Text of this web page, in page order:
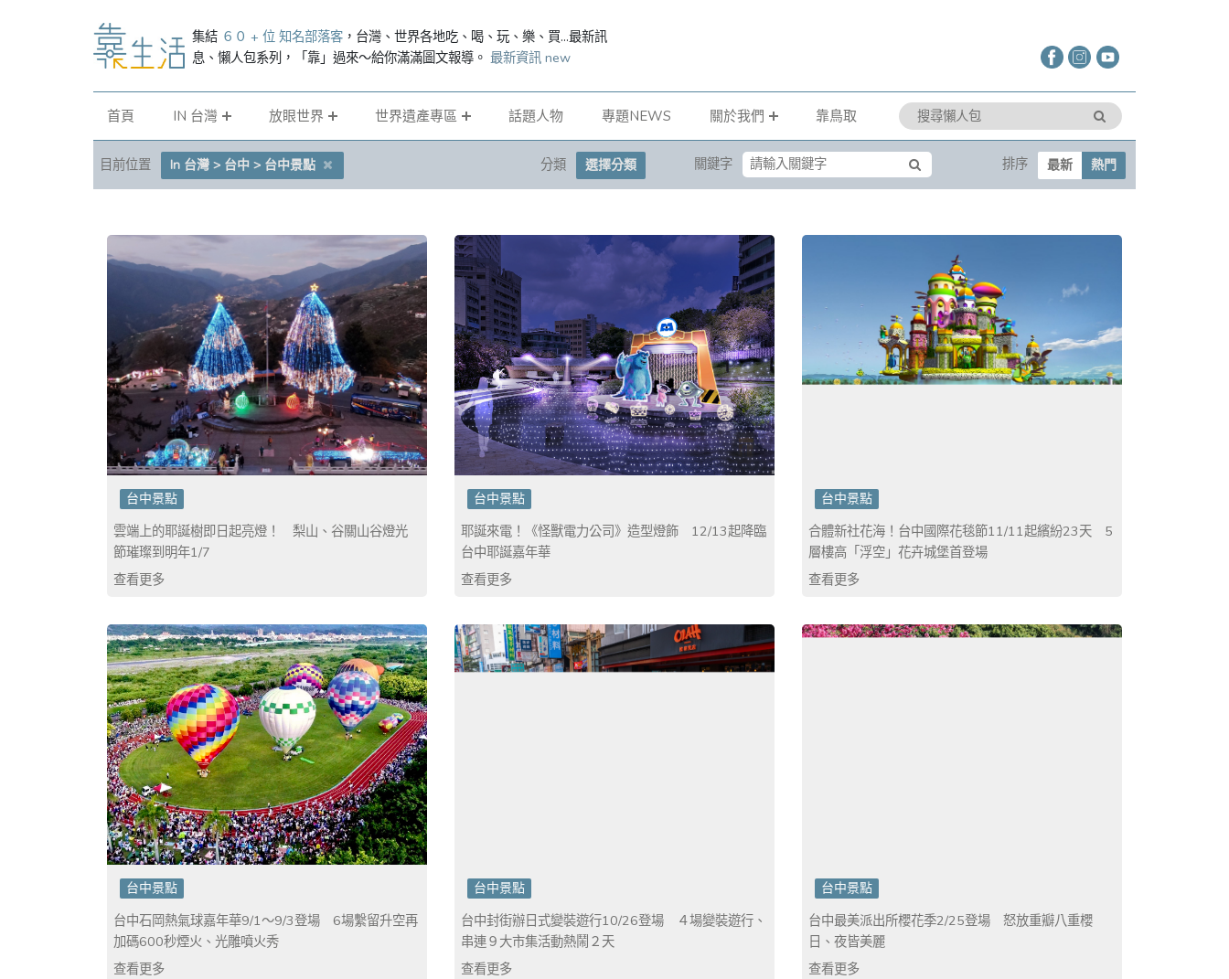
集結 ６０ + 位 知名部落客 ，台灣、世界各地吃、喝、玩、樂、買...最新訊
息、懶人包系列，「靠」過來～給你滿滿圖文報導。 最新資訊 new
首頁 IN 台灣 放眼世界 世界遺產專區 話題人物 專題NEWS 關於我們 靠鳥取
目前位置 In 台灣 > 台中 > 台中景點 分類 選擇分類 關鍵字 排序 最新 熱門
台中景點
雲端上的耶誕樹即日起亮燈！ 梨山、谷關山谷燈光
節璀璨到明年1/7
查看更多
台中景點
耶誕來電！《怪獸電力公司》造型燈飾 12/13起降臨
台中耶誕嘉年華
查看更多
台中景點
合體新社花海！台中國際花毯節11/11起繽紛23天 5
層樓高「浮空」花卉城堡首登場
查看更多
台中景點
台中石岡熱氣球嘉年華9/1～9/3登場 6場繫留升空再
加碼600秒煙火、光雕噴火秀
查看更多
台中景點
台中封街辦日式變裝遊行10/26登場 ４場變裝遊行、
串連９大市集活動熱鬧２天
查看更多
台中景點
台中最美派出所櫻花季2/25登場 怒放重瓣八重櫻
日、夜皆美麗
查看更多